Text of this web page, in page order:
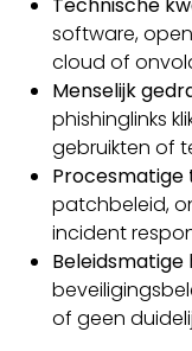
software,
cloud of
Menselijk
phishinglinks
gebruikten of
Procesmatige
patchbeleid,
incident
Beleidsmatige
of geen